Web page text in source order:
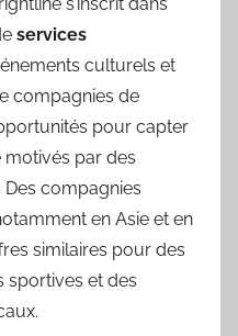
services
culturels et
compagnies de
pour capter
par des
. Des compagnies
en Asie et en
similaires pour des
sportives et des